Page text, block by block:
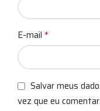
E-mail *
Salvar meus
vez que eu comentar.